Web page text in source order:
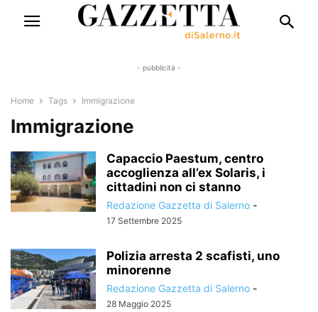
- pubblicità -
Home Tags Immigrazione
Immigrazione
Capaccio Paestum, centro
accoglienza all’ex Solaris, i
cittadini non ci stanno
Redazione Gazzetta di Salerno -
17 Settembre 2025
Polizia arresta 2 scafisti, uno
minorenne
Redazione Gazzetta di Salerno -
28 Maggio 2025